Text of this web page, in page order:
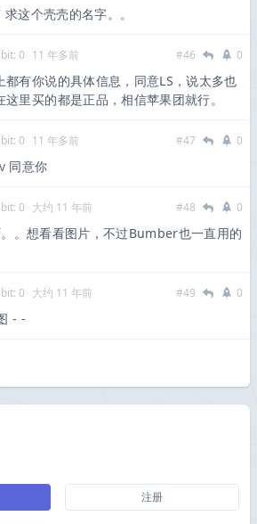
求这个壳壳的名字。。
0 11 年多前 #46 0
都有你说的具体信息，同意LS，说太多也
里买的都是正品，相信苹果团就行。
0 11 年多前 #47 0
同意你
0 大约 11 年前 #48 0
。想看看图片，不过Bumber也一直用的
0 大约 11 年前 #49 0
- -
注册